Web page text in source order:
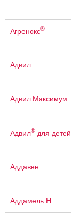
Агренокс®
Адвил
Адвил Максимум
Адвил® для детей
Аддавен
Аддамель Н